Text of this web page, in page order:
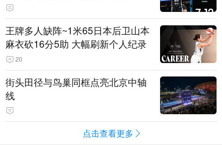
王牌多人缺阵~1米65日本后卫山本
麻衣砍16分5助 大幅刷新个人纪录
20
街头田径与鸟巢同框点亮北京中轴
线
点击查看更多